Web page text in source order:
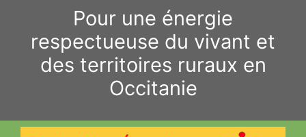
contenu
Pour une énergie
respectueuse du vivant et
des territoires ruraux en
Occitanie